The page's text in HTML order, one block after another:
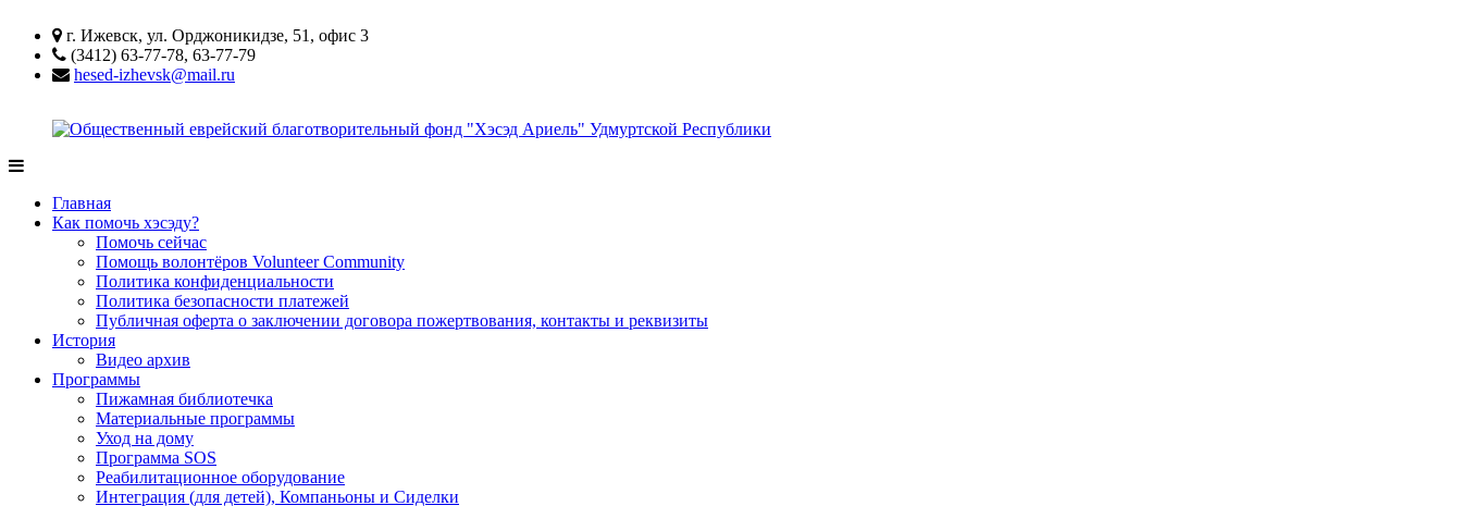
содержимому
г. Ижевск, ул. Орджоникидзе, 51, офис 3
(3412) 63-77-78, 63-77-79
hesed-izhevsk@mail.ru
еврейский
благотворительный
Удмуртской
Республики
Главная
Как помочь хэсэду?
Помочь сейчас
Помощь волонтёров Volunteer Community
Политика конфиденциальности
Политика безопасности платежей
Публичная оферта о заключении договора пожертвования, контакты и реквизиты
История
Видео архив
Программы
Пижамная библиотечка
Материальные программы
Уход на дому
Программа SOS
Реабилитационное оборудование
Интеграция (для детей), Компаньоны и Сиделки